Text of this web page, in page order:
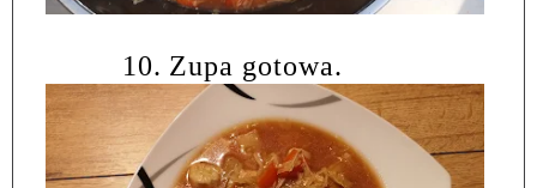
10. Zupa gotowa.